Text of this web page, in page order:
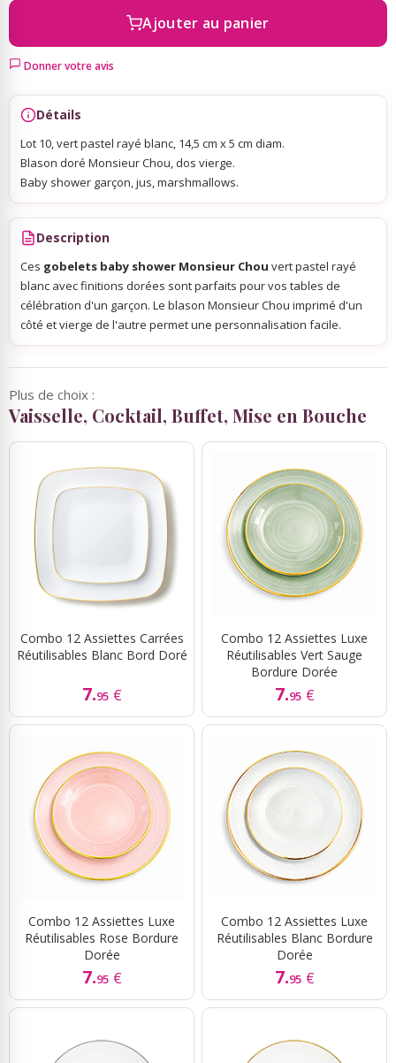
Sky Lanterns
Rubans Tulle Organdi
Scrapbooking, Loisirs Créatifs
Ajouter au panier
Donner votre avis
Détails
Lot 10, vert pastel rayé blanc, 14,5 cm x 5 cm diam.
Blason doré Monsieur Chou, dos vierge.
Baby shower garçon, jus, marshmallows.
Description
Ces gobelets baby shower Monsieur Chou vert pastel rayé
blanc avec finitions dorées sont parfaits pour vos tables de
célébration d'un garçon. Le blason Monsieur Chou imprimé d'un
côté et vierge de l'autre permet une personnalisation facile.
Plus de choix :
Vaisselle, Cocktail, Buffet, Mise en Bouche
Combo 12 Assiettes Carrées
Réutilisables Blanc Bord Doré
7.95 €
Combo 12 Assiettes Luxe
Réutilisables Vert Sauge
Bordure Dorée
7.95 €
Combo 12 Assiettes Luxe
Réutilisables Rose Bordure
Dorée
7.95 €
Combo 12 Assiettes Luxe
Réutilisables Blanc Bordure
Dorée
7.95 €